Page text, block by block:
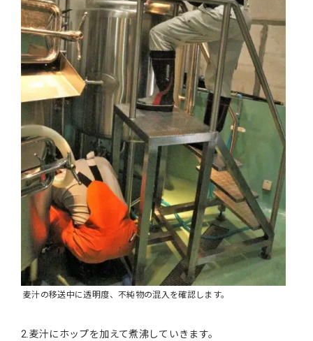
麦汁の移送中に透明度、不純物の混入を確認します。
2.麦汁にホップを加えて煮沸していきます。